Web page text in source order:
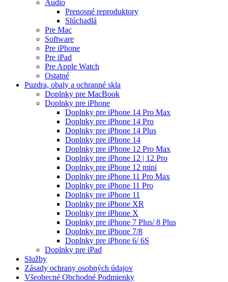
Audio
Prenosné reproduktory
Slúchadlá
Pre Mac
Software
Pre iPhone
Pre iPad
Pre Apple Watch
Ostatné
Puzdra, obaly a ochranné skla
Doplnky pre MacBook
Doplnky pre iPhone
Doplnky pre iPhone 14 Pro Max
Doplnky pre iPhone 14 Pro
Doplnky pre iPhone 14 Plus
Doplnky pre iPhone 14
Doplnky pre iPhone 12 Pro Max
Doplnky pre iPhone 12 | 12 Pro
Doplnky pre iPhone 12 mini
Doplnky pre iPhone 11 Pro Max
Doplnky pre iPhone 11 Pro
Doplnky pre iPhone 11
Doplnky pre iPhone XR
Doplnky pre iPhone X
Doplnky pre iPhone 7 Plus/ 8 Plus
Doplnky pre iPhone 7/8
Doplnky pre iPhone 6/ 6S
Doplnky pre iPad
Služby
Zásady ochrany osobných údajov
Všeobecné Obchodné Podmienky